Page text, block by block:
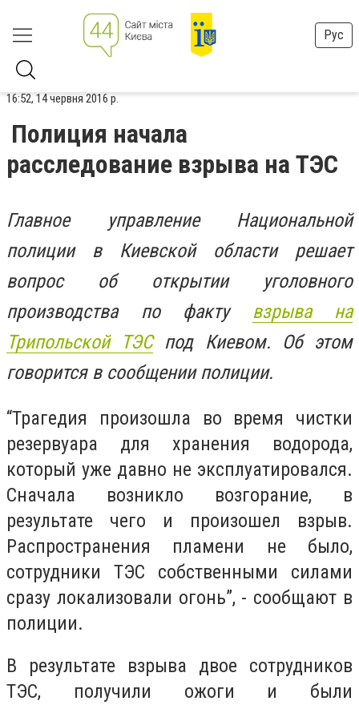
Рус
16:52, 14 червня 2016 р.
Полиция начала
расследование взрыва на ТЭС
Главное управление Национальной
полиции в Киевской области решает
вопрос об открытии уголовного
производства по факту взрыва на
Трипольской ТЭСпод Киевом. Об этом
говорится в сообщении полиции.
“Трагедия произошла во время чистки
резервуара для хранения водорода,
который уже давно не эксплуатировался.
Сначала возникло возгорание, в
результате чего и произошел взрыв.
Распространения пламени не было,
сотрудники ТЭС собственными силами
сразу локализовали огонь”, - сообщают в
полиции.
В результате взрыва двое сотрудников
ТЭС, получили ожоги и были